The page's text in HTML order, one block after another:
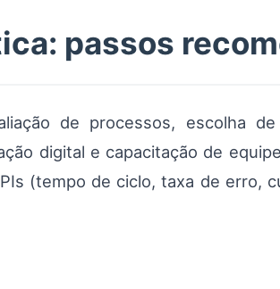
passos
de processos, escolha
digital e capacitação de
(tempo de ciclo, taxa de erro,